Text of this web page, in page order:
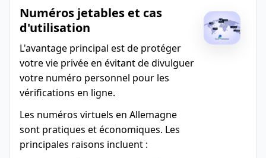
Numéros jetables et cas
d'utilisation
L'avantage principal est de protéger
votre vie privée en évitant de divulguer
votre numéro personnel pour les
vérifications en ligne.
Les numéros virtuels en Allemagne
sont pratiques et économiques. Les
principales raisons incluent :